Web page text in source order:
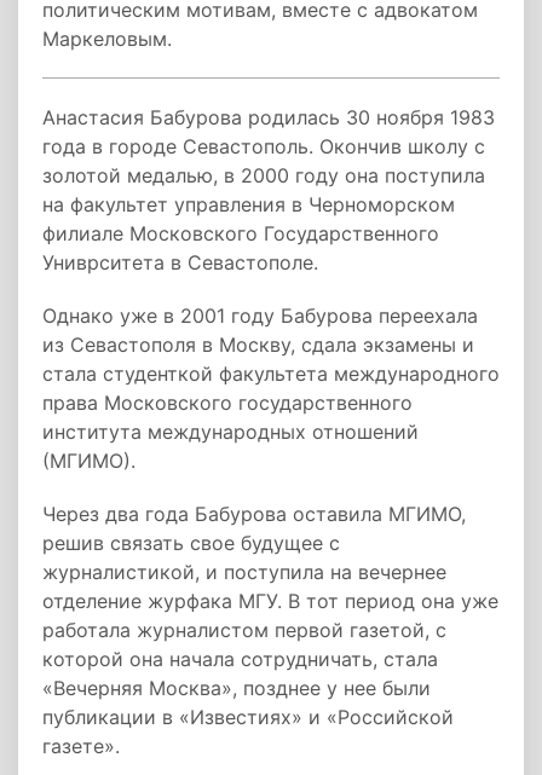
политическим мотивам, вместе с адвокатом
Маркеловым.
Анастасия Бабурова родилась 30 ноября 1983
года в городе Севастополь. Окончив школу с
золотой медалью, в 2000 году она поступила
на факультет управления в Черноморском
филиале Московского Государственного
Униврситета в Севастополе.
Однако уже в 2001 году Бабурова переехала
из Севастополя в Москву, сдала экзамены и
стала студенткой факультета международного
права Московского государственного
института международных отношений
(МГИМО).
Через два года Бабурова оставила МГИМО,
решив связать свое будущее с
журналистикой, и поступила на вечернее
отделение журфака МГУ. В тот период она уже
работала журналистом первой газетой, с
которой она начала сотрудничать, стала
«Вечерняя Москва», позднее у нее были
публикации в «Известиях» и «Российской
газете».